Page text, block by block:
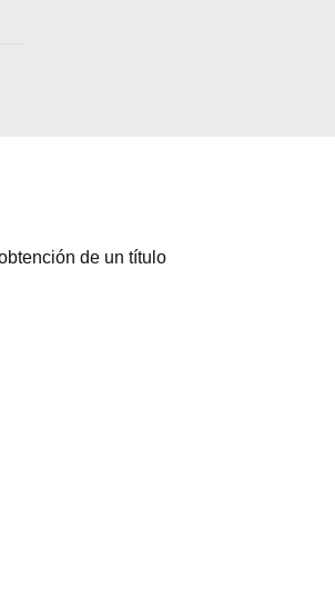
de un título